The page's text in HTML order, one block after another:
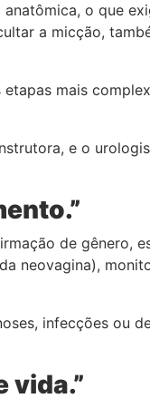
o que
a micção,
mais
e o
de gênero,
neovagina),
infecções ou
vida.”